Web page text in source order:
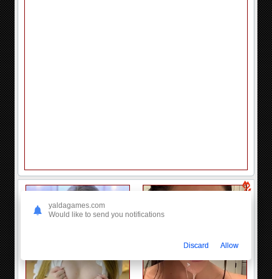
yaldagames.com
Would like to send you notifications
Discard Allow